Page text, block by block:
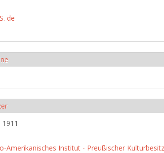
de
1911
Amerikanisches Institut - Preußischer Kulturbesitz